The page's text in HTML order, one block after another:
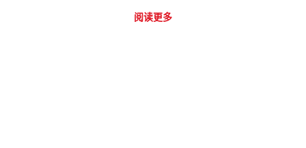
阅读更多